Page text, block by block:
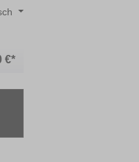
€*Warenkorb enthält 0